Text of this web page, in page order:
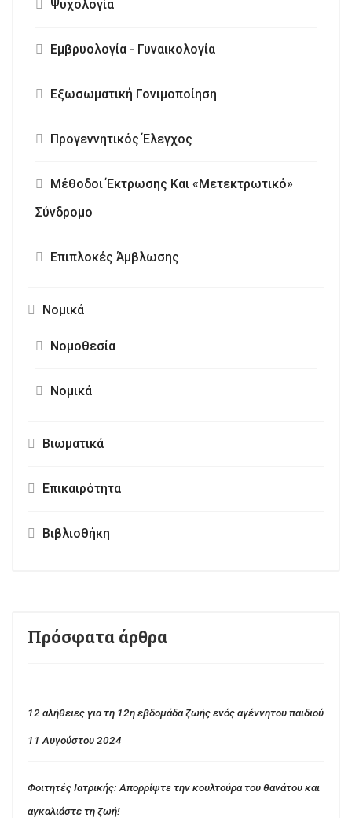
Ψυχολογία
Εμβρυολογία - Γυναικολογία
Εξωσωματική Γονιμοποίηση
Προγεννητικός Έλεγχος
Μέθοδοι Έκτρωσης Και «Μετεκτρωτικό»
Σύνδρομο
Επιπλοκές Άμβλωσης
Νομικά
Νομοθεσία
Νομικά
Βιωματικά
Επικαιρότητα
Βιβλιοθήκη
Πρόσφατα άρθρα
12 αλήθειες για τη 12η εβδομάδα ζωής ενός αγέννητου παιδιού
11 Αυγούστου 2024
Φοιτητές Ιατρικής: Απορρίψτε την κουλτούρα του θανάτου και
αγκαλιάστε τη ζωή!